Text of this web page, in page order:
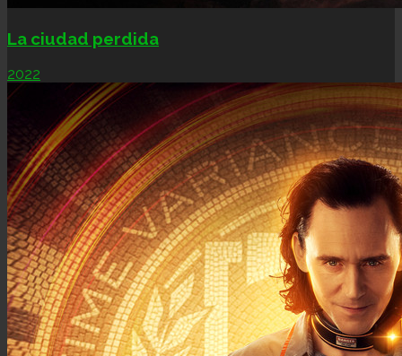
La ciudad perdida
2022